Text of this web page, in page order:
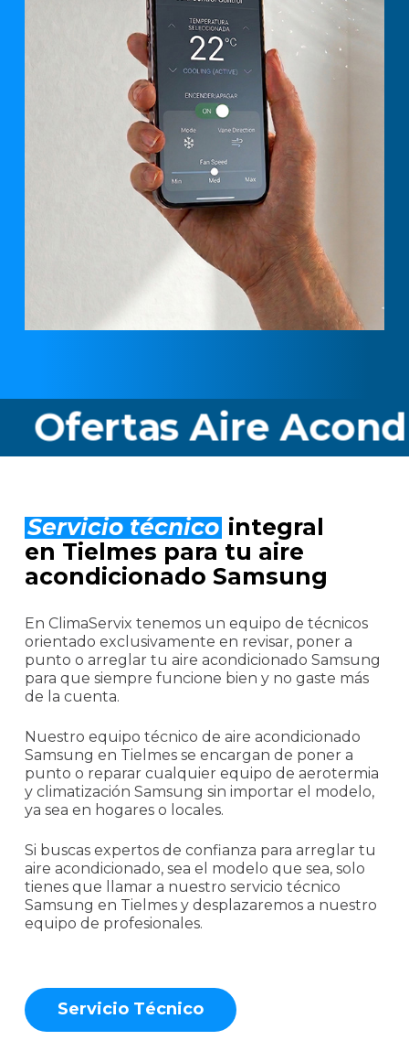
Aire
Servicio técnico integral
en Tielmes para tu aire
acondicionado Samsung
En ClimaServix tenemos un equipo de técnicos
orientado exclusivamente en revisar, poner a
punto o arreglar tu aire acondicionado Samsung
para que siempre funcione bien y no gaste más
de la cuenta.
Nuestro equipo técnico de aire acondicionado
Samsung en Tielmes se encargan de poner a
punto o reparar cualquier equipo de aerotermia
y climatización Samsung sin importar el modelo,
ya sea en hogares o locales.
Si buscas expertos de confianza para arreglar tu
aire acondicionado, sea el modelo que sea, solo
tienes que llamar a nuestro servicio técnico
Samsung en Tielmes y desplazaremos a nuestro
equipo de profesionales.
Servicio Técnico